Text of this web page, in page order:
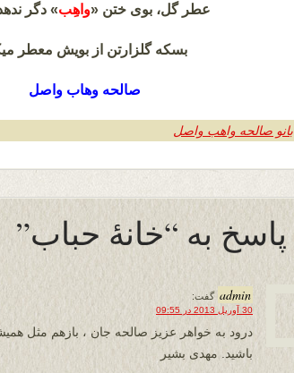
عطر گل، بوی ختن «واهِب» دگر
بسکه گلزارتن از بویش معطر
صالحه وهاب واصل
بانو صالحه واهب واصل
admin گفت:
30 آوریل 2013 در 09:55
درود به خواهر عزیز صالحه جان ، بازهم مثل
باشید. مهدی بشیر